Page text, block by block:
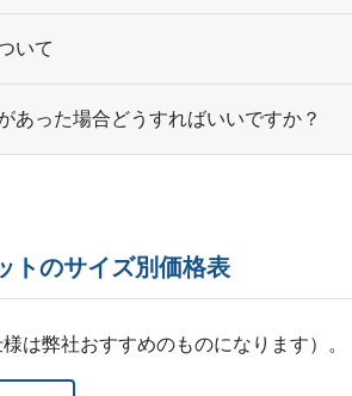
いて
あった場合どうすればいいですか？
トのサイズ別価格表
は弊社おすすめのものになります）。